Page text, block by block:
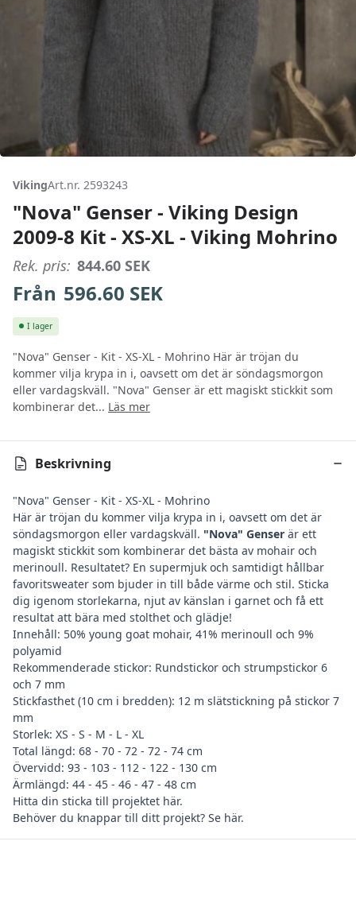
VikingArt.nr. 2593243
"Nova" Genser - Viking Design
2009-8 Kit - XS-XL - Viking Mohrino
Rek. pris: 844.60SEK
Från 596.60 SEK
I lager
"Nova" Genser - Kit - XS-XL - Mohrino Här är tröjan du
kommer vilja krypa in i, oavsett om det är söndagsmorgon
eller vardagskväll. "Nova" Genser är ett magiskt stickkit som
kombinerar det... Läs mer
Beskrivning
"Nova" Genser - Kit - XS-XL - Mohrino
Här är tröjan du kommer vilja krypa in i, oavsett om det är
söndagsmorgon eller vardagskväll. "Nova" Genser är ett
magiskt stickkit som kombinerar det bästa av mohair och
merinoull. Resultatet? En supermjuk och samtidigt hållbar
favoritsweater som bjuder in till både värme och stil. Sticka
dig igenom storlekarna, njut av känslan i garnet och få ett
resultat att bära med stolthet och glädje!
Innehåll: 50% young goat mohair, 41% merinoull och 9%
polyamid
Rekommenderade stickor: Rundstickor och strumpstickor 6
och 7 mm
Stickfasthet (10 cm i bredden): 12 m slätstickning på stickor 7
mm
Storlek: XS - S - M - L - XL
Total längd: 68 - 70 - 72 - 72 - 74 cm
Övervidd: 93 - 103 - 112 - 122 - 130 cm
Ärmlängd: 44 - 45 - 46 - 47 - 48 cm
Hitta din sticka till projektet här.
Behöver du knappar till ditt projekt? Se här.